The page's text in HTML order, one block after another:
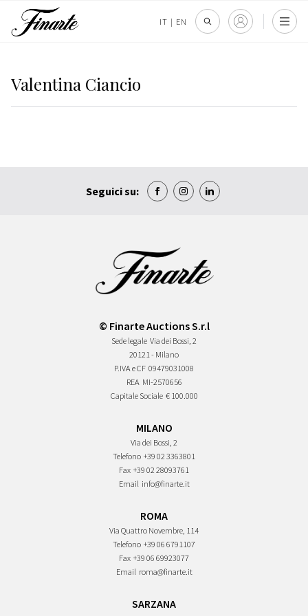
IT | EN
Valentina Ciancio
Seguici su:
© Finarte Auctions S.r.l
Sede legale Via dei Bossi, 2
20121 - Milano
P.IVA e CF 09479031008
REA MI-2570656
Capitale Sociale € 100.000
MILANO
Via dei Bossi, 2
Telefono +39 02 3363801
Fax +39 02 28093761
Email info@finarte.it
ROMA
Via Quattro Novembre, 114
Telefono +39 06 6791107
Fax +39 06 69923077
Email roma@finarte.it
SARZANA